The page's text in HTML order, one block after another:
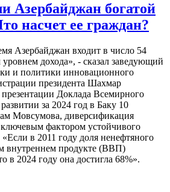
Азербайджан богатой
насчет ее граждан?
Азербайджан входит в число 54
уровнем дохода», - сказал заведующий
и политики инновационного
президента Шахмар
Доклада Всемирного
за 2024 год в Баку 10
Мовсумова, диверсификация
фактором устойчивого
в 2011 году доля ненефтяного
внутреннем продукте (ВВП)
в 2024 году она достигла 68%».